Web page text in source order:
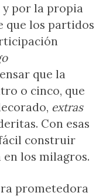
y por la propia
que los partidos
que la
o cinco, que
extras
Con esas
construir
en los milagros.
prometedora